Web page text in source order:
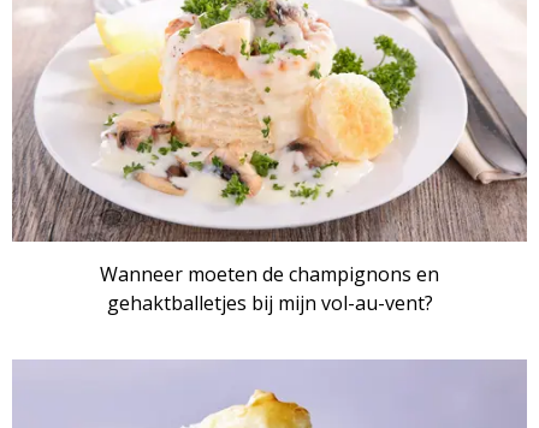
Wanneer moeten de champignons en
gehaktballetjes bij mijn vol-au-vent?